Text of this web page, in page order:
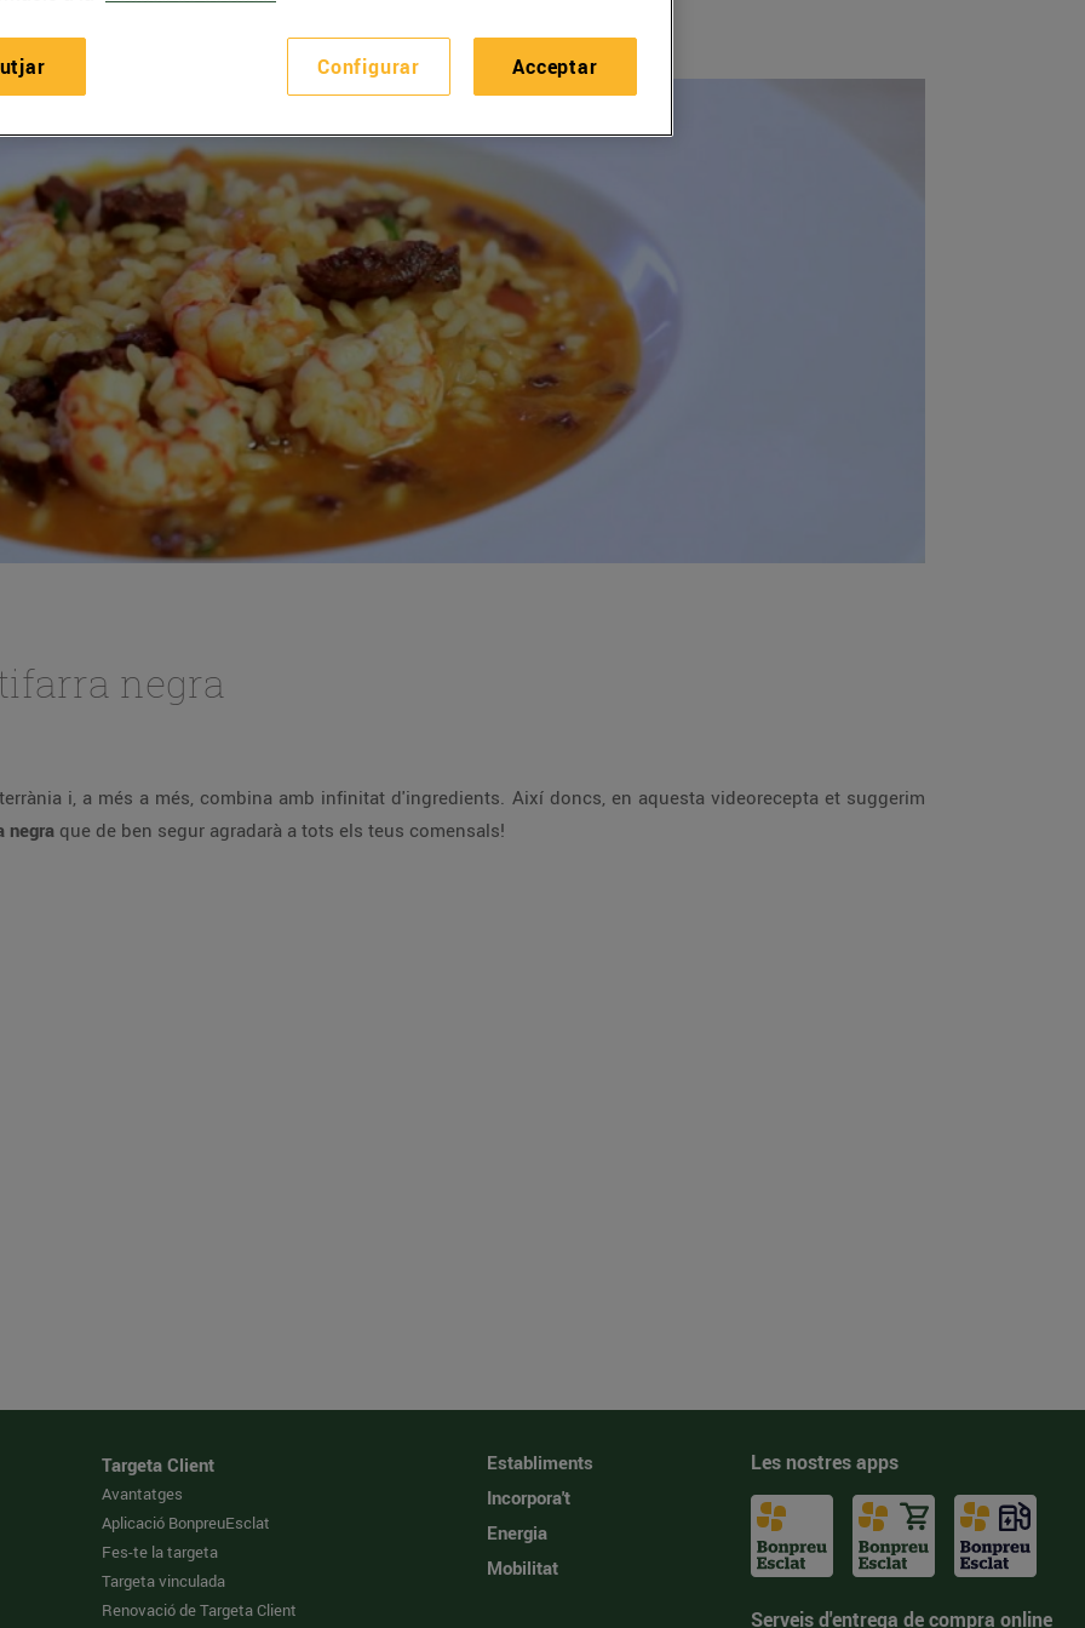
negra
i, a més a més, combina amb infinitat d'ingredients. Així doncs, en aquesta videorecepta et suggerim
negra que de ben segur agradarà a tots els teus comensals!
Targeta Client
Avantatges
Aplicació BonpreuEsclat
Fes-te la targeta
Targeta vinculada
Renovació de Targeta Client
Establiments
Incorpora't
Energia
Mobilitat
Les nostres apps
Serveis d'entrega de compra online
Configurar Acceptar